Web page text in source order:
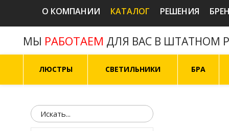
О КОМПАНИИ КАТАЛОГ РЕШЕНИЯ
МЫ РАБОТАЕМ ДЛЯ ВАС В ШТАТНОМ
ЛЮСТРЫ СВЕТИЛЬНИКИ БРА